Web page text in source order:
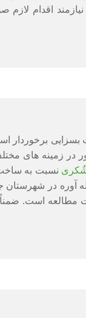
اقدام لازم
بسزایی
در زمینه های
شُکری نسبت به ساخت
است. ضمناً